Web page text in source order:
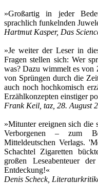
»Großartig in jeder
sprachlich funkelnden
Hartmut Kasper, Das
»Je weiter der Leser in
Fragen stellen sich: Wer
was? Dazu wimmelt es von
von Sprüngen durch die
auch noch hochkomisch
Erzählkonzepten einstiger
Frank Keil, taz, 28. August
»Mitunter ereignen sich die
Verborgenen – zum
Mitteldeutschen Verlags.
Schachtel Zigaretten
großen Leseabenteuer
Entdeckung!«
Denis Scheck,